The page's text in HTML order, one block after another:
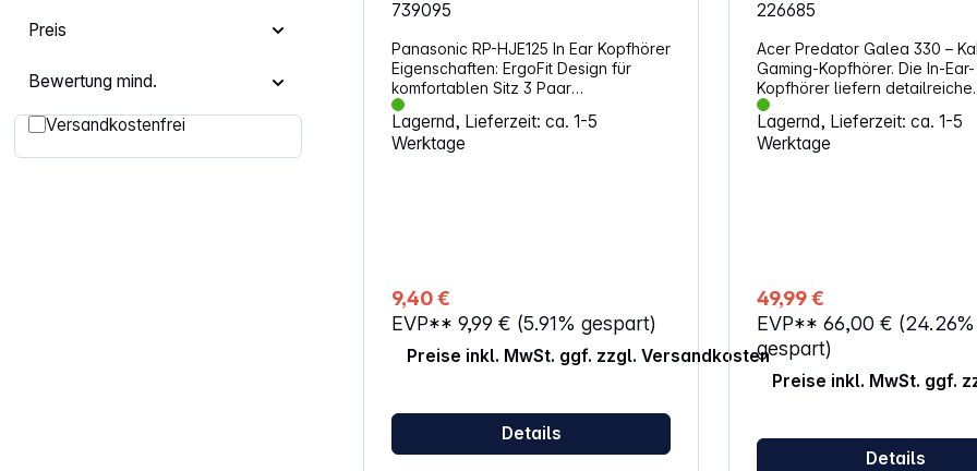
Preis
Bewertung mind.
Filter hinzufügen: Versandkostenfrei
Versandkostenfrei
739095
Panasonic RP-HJE125 In Ear Kopfhörer
Eigenschaften: ErgoFit Design für
komfortablen Sitz 3 Paar
auswechselbare Passstücke (S/M/L)
Frequenzgang 10 Hz - 24 kHz 10,7 mm
Treibereinheit
Lagernd, Lieferzeit: ca. 1-5
Werktage
9,40 €
EVP** 9,99 € (5.91% gespart)
Preise inkl. MwSt. ggf. zzgl. Versandkosten
Details
226685
Acer Predator Galea 330 –
Gaming-Kopfhörer. Die In-Ear-
Kopfhörer liefern detailreiche
Audioqualität und sorgen für
intensives Spielerlebnis. Mit
integriertem Mikrofon bleibst du
dB Integriertes Mikrofon ermöglicht
klare Kommunikation im Spiel Leichtes,
kompaktes Design für
Tragen Hinweis: Ladenetzteil nicht im
Lieferumfang enthalten
Lagernd, Lieferzeit: ca. 1-5
Werktage
49,99 €
EVP** 66,00 € (24.26%
gespart)
Preise inkl. MwSt. ggf.
Details